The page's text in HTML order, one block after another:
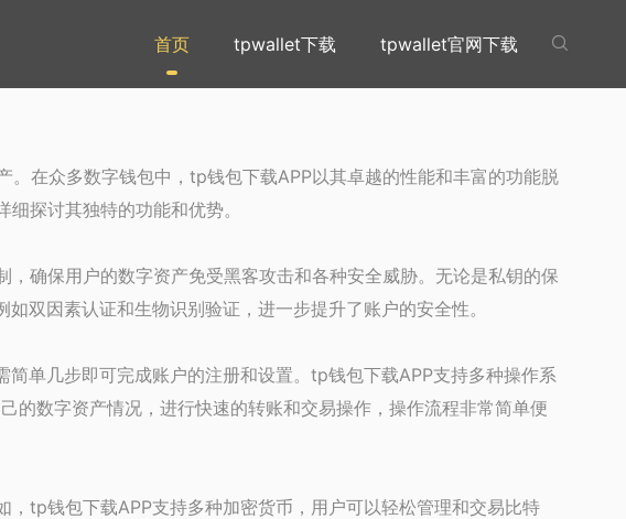

首页 tpwallet下载 tpwallet官网下载
在众多数字钱包中，tp钱包下载APP以其卓越的性能和丰富的功能脱
探讨其独特的功能和优势。
确保用户的数字资产免受黑客攻击和各种安全威胁。无论是私钥的保
双因素认证和生物识别验证，进一步提升了账户的安全性。
单几步即可完成账户的注册和设置。tp钱包下载APP支持多种操作系
的数字资产情况，进行快速的转账和交易操作，操作流程非常简单便
tp钱包下载APP支持多种加密货币，用户可以轻松管理和交易比特